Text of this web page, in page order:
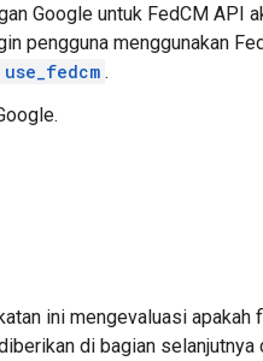
Google untuk FedCM API
pengguna menggunakan
use_fedcm .
ini mengevaluasi apakah
di bagian selanjutnya